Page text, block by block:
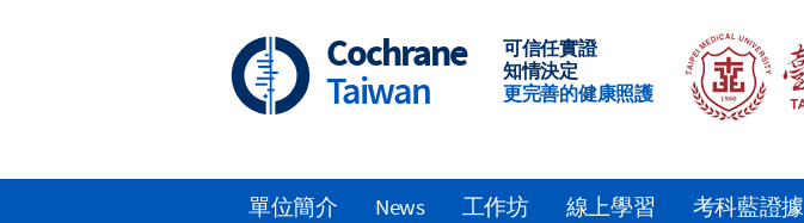
Cochrane
Taiwan
可信任實證
知情決定
更完善的健康照護
單位簡介 News 工作坊 線上學習 考科藍證據